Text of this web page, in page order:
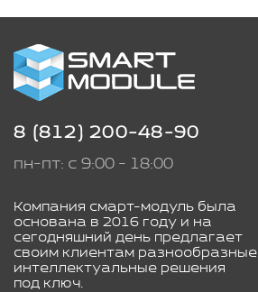
8 (812) 200-48-90
пн-пт: с 9:00 - 18:00
Компания смарт-модуль была
основана в 2016 году и на
сегодняшний день предлагает
своим клиентам разнообразные
интеллектуальные решения
под ключ.